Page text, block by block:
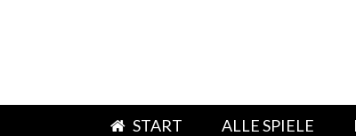
START ALLE SPIELE